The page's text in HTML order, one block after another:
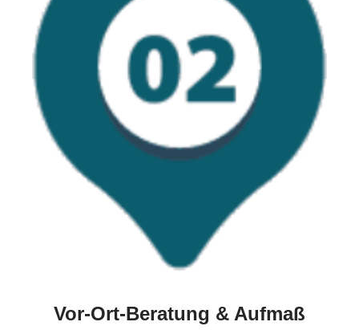
Vor-Ort-Beratung & Aufmaß